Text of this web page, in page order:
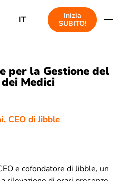
IT
Inizia
SUBITO!
per la Gestione del
Medici
, CEO di Jibble
e cofondatore di Jibble, un